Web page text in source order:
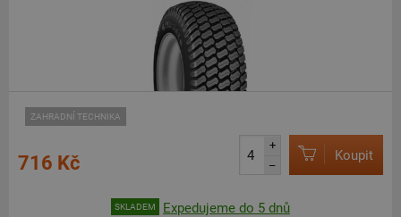
ZAHRADNÍ TECHNIKA
716 Kč
+
–
Koupit
SKLADEM Expedujeme do 5 dnů